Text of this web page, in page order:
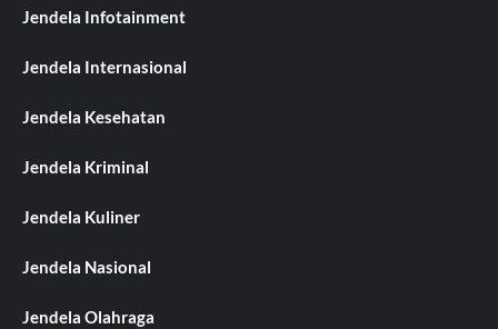
Jendela Infotainment
Jendela Internasional
Jendela Kesehatan
Jendela Kriminal
Jendela Kuliner
Jendela Nasional
Jendela Olahraga